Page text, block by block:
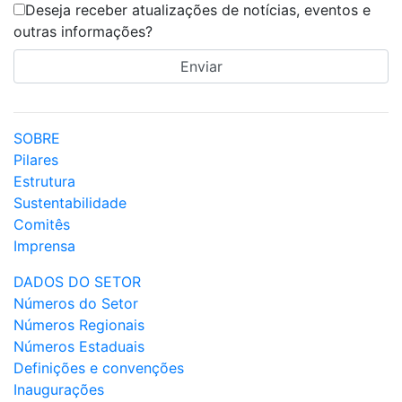
Deseja receber atualizações de notícias, eventos e
outras informações?
SOBRE
Pilares
Estrutura
Sustentabilidade
Comitês
Imprensa
DADOS DO SETOR
Números do Setor
Números Regionais
Números Estaduais
Definições e convenções
Inaugurações